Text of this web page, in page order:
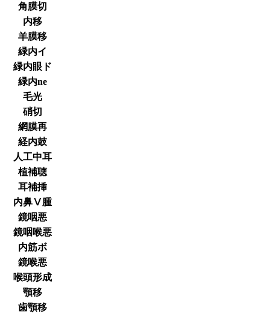
角膜切
内移
羊膜移
緑内イ
緑内眼ド
緑内ne
毛光
硝切
網膜再
経内鼓
人工中耳
植補聴
耳補挿
内鼻Ⅴ腫
鏡咽悪
鏡咽喉悪
内筋ボ
鏡喉悪
喉頭形成
顎移
歯顎移